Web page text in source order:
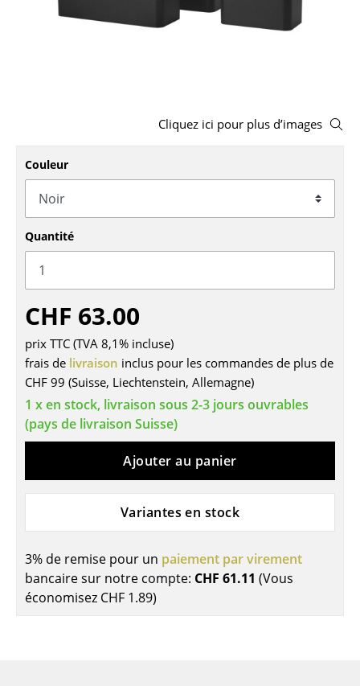
Tabourets
Chaises à bascule
Chaises de bureau
Chaises de conférence
Fauteuils de direction
Pièces détachées
... voir tous les sièges
Tables
Tables de repas
Tables d’appoint
Tables basses
Bureaux & Secrétaires
Tables de conférence et Pupitres
Tables hautes & Pupitres
Cliquez ici pour plus d’images
Couleur
Quantité
CHF 63.00
prix TTC (TVA 8,1% incluse)
frais de livraison inclus pour les commandes de plus de
CHF 99 (Suisse, Liechtenstein, Allemagne)
1 x en stock, livraison sous 2-3 jours ouvrables
(pays de livraison Suisse)
Ajouter au panier
Variantes en stock
3% de remise pour un paiement par virement
bancaire sur notre compte: CHF 61.11 (Vous
économisez CHF 1.89)